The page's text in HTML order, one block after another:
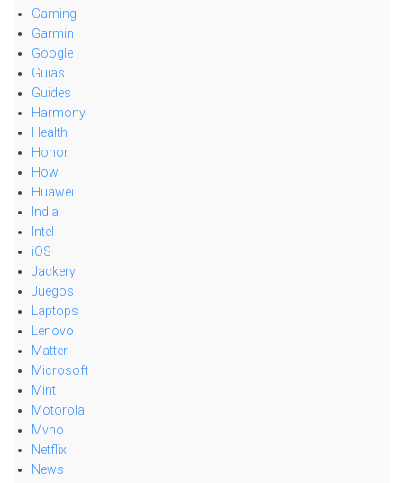
Gaming
Garmin
Google
Guias
Guides
Harmony
Health
Honor
How
Huawei
India
Intel
iOS
Jackery
Juegos
Laptops
Lenovo
Matter
Microsoft
Mint
Motorola
Mvno
Netflix
News